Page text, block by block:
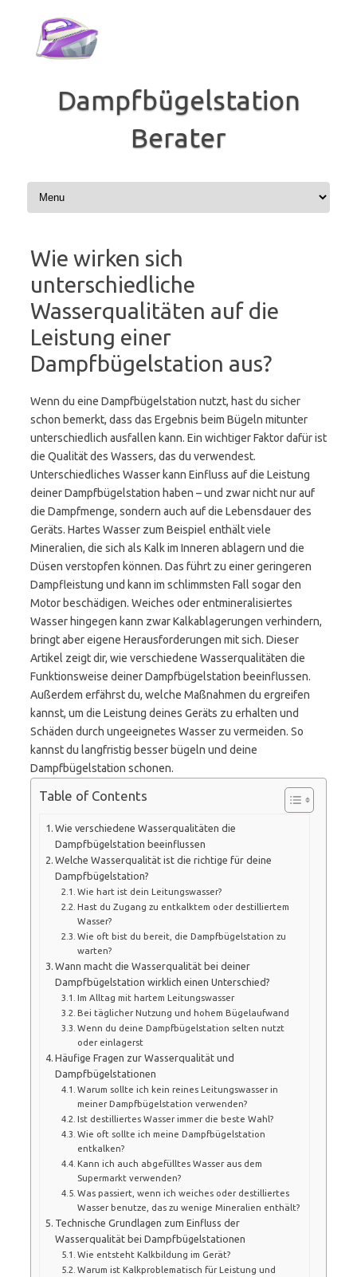
springen
Dampfbügelstation
Berater
Wie wirken sich
unterschiedliche
Wasserqualitäten auf die
Leistung einer
Dampfbügelstation aus?
Wenn du eine Dampfbügelstation nutzt, hast du sicher
schon bemerkt, dass das Ergebnis beim Bügeln mitunter
unterschiedlich ausfallen kann. Ein wichtiger Faktor dafür ist
die Qualität des Wassers, das du verwendest.
Unterschiedliches Wasser kann Einfluss auf die Leistung
deiner Dampfbügelstation haben – und zwar nicht nur auf
die Dampfmenge, sondern auch auf die Lebensdauer des
Geräts. Hartes Wasser zum Beispiel enthält viele
Mineralien, die sich als Kalk im Inneren ablagern und die
Düsen verstopfen können. Das führt zu einer geringeren
Dampfleistung und kann im schlimmsten Fall sogar den
Motor beschädigen. Weiches oder entmineralisiertes
Wasser hingegen kann zwar Kalkablagerungen verhindern,
bringt aber eigene Herausforderungen mit sich. Dieser
Artikel zeigt dir, wie verschiedene Wasserqualitäten die
Funktionsweise deiner Dampfbügelstation beeinflussen.
Außerdem erfährst du, welche Maßnahmen du ergreifen
kannst, um die Leistung deines Geräts zu erhalten und
Schäden durch ungeeignetes Wasser zu vermeiden. So
kannst du langfristig besser bügeln und deine
Dampfbügelstation schonen.
Table of Contents
Wie verschiedene Wasserqualitäten die
Dampfbügelstation beeinflussen
Welche Wasserqualität ist die richtige für deine
Dampfbügelstation?
Wie hart ist dein Leitungswasser?
Hast du Zugang zu entkalktem oder destilliertem
Wasser?
Wie oft bist du bereit, die Dampfbügelstation zu
warten?
Wann macht die Wasserqualität bei deiner
Dampfbügelstation wirklich einen Unterschied?
Im Alltag mit hartem Leitungswasser
Bei täglicher Nutzung und hohem Bügelaufwand
Wenn du deine Dampfbügelstation selten nutzt
oder einlagerst
Häufige Fragen zur Wasserqualität und
Dampfbügelstationen
Warum sollte ich kein reines Leitungswasser in
meiner Dampfbügelstation verwenden?
Ist destilliertes Wasser immer die beste Wahl?
Wie oft sollte ich meine Dampfbügelstation
entkalken?
Kann ich auch abgefülltes Wasser aus dem
Supermarkt verwenden?
Was passiert, wenn ich weiches oder destilliertes
Wasser benutze, das zu wenige Mineralien enthält?
Technische Grundlagen zum Einfluss der
Wasserqualität bei Dampfbügelstationen
Wie entsteht Kalkbildung im Gerät?
Warum ist Kalkproblematisch für Leistung und